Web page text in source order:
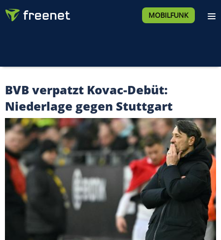
MOBILFUNK
BVB verpatzt Kovac-Debüt:
Niederlage gegen Stuttgart